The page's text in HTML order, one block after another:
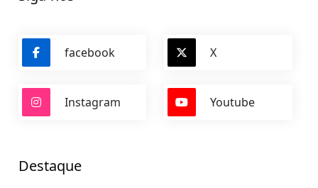
facebook X
Instagram Youtube
Destaque